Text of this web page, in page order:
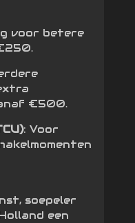
voor betere
€500.
: Voor
soepeler
een